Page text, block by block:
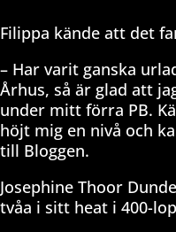
Filippa kände att det
– Har varit ganska
Århus, så är glad att
under mitt förra PB.
höjt mig en nivå och
till Bloggen.
Josephine Thoor
tvåa i sitt heat i 400-